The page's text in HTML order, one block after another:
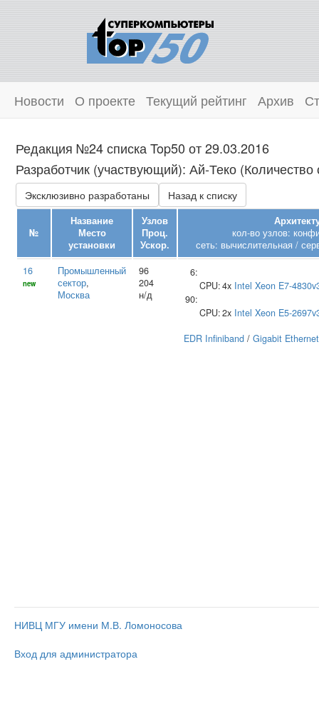
Новости О проекте Текущий рейтинг Архив
Редакция №24 списка Top50 от 29.03.2016
Разработчик (участвующий): Ай‑Теко (Количество
Эксклюзивно разработаны Назад к списку
№
Название
Место
установки
Узлов
Проц.
Ускор.
кол-во узлов:
сеть: вычислительная /
16
new
Промышленный
сектор,
Москва
96
204
н/д
6:
CPU:4x Intel Xeon E7-
90:
CPU:2x Intel Xeon E5-
EDR Infiniband / Gigabit Ethernet
НИВЦ МГУ имени М.В. Ломоносова
Вход для администратора